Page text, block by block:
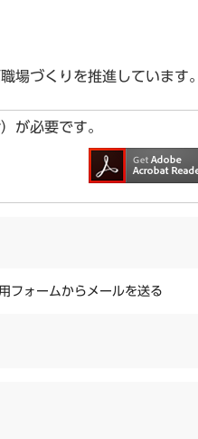
場づくりを推進しています
必要です。
フォームからメールを送る